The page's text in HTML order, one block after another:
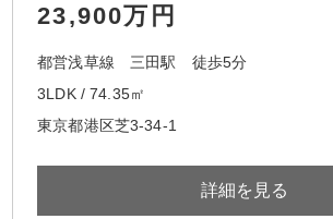
23,900万円
都営浅草線 三田駅 徒歩5分
3LDK / 74.35㎡
東京都港区芝3-34-1
詳細を見る